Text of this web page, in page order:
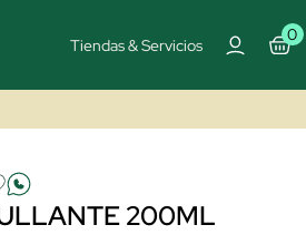
Tiendas & Servicios
0
200ML